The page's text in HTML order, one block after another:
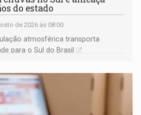
do estado
de 2026 às 08:00
atmosférica transporta
para o Sul do Brasil